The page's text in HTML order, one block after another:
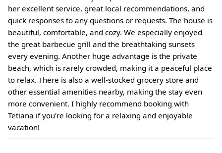
her excellent service, great local recommendations, and
quick responses to any questions or requests. The house is
beautiful, comfortable, and cozy. We especially enjoyed
the great barbecue grill and the breathtaking sunsets
every evening. Another huge advantage is the private
beach, which is rarely crowded, making it a peaceful place
to relax. There is also a well-stocked grocery store and
other essential amenities nearby, making the stay even
more convenient. I highly recommend booking with
Tetiana if you're looking for a relaxing and enjoyable
vacation!